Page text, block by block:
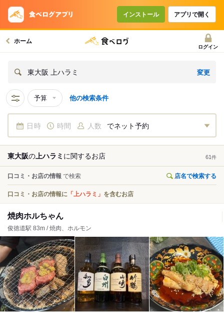
インストール アプリで開く
ホーム
ログイン
東大阪 上ハラミ 変更
予算 他の検索条件
日時 時間 人数 でネット予約
東大阪の上ハラミ に関するお店 61 件
口コミ・お店の情報 で検索 店名で検索する
口コミ・お店の情報に 「上ハラミ」 を含むお店
焼肉ホルちゃん
俊徳道駅 83m / 焼肉、ホルモン